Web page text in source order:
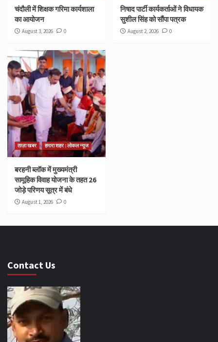
चंदौली में शिक्षक गरिमा कार्यशाला
का आयोजन
August 3, 2026 0
निषाद पार्टी कार्यकर्ताओं ने विधायक
सुशील सिंह को सौंपा पत्रक
August 2, 2026 0
ताज़ा खबर हमारा शहर : लोकल न्यूज
बरहनी ब्लॉक में मुख्यमंत्री
सामूहिक विवाह योजना के तहत 26
जोड़े परिणय सूत्र में बंधे
August 1, 2026 0
Contact Us